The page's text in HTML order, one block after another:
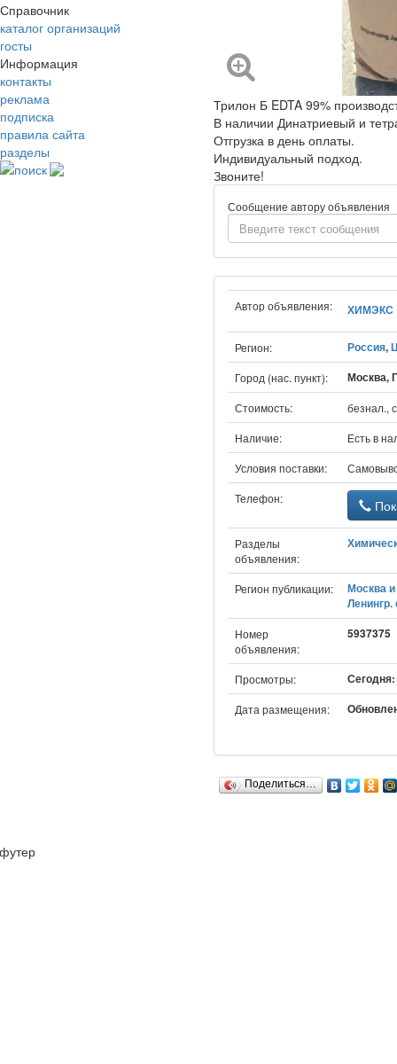
Справочник
каталог организаций
госты
Информация
контакты
реклама
подписка
правила сайта
разделы
поиск
Трилон Б EDTA 99%
В наличии Динатриевый и
Отгрузка в день оплаты.
Индивидуальный подход.
Звоните!
Сообщение автору объявления
Автор объявления: ХИМЭКС
Регион: Россия,
Город (нас. пункт): Москва,
Стоимость:
безнал.,
Наличие:
Есть в
Условия поставки:
Телефон:
Разделы
объявления:
Регион публикации:
Москва
Ленингр.
Номер
объявления:
5937375
Просмотры: Сегодня:
Дата размещения:
Поделиться…
футер